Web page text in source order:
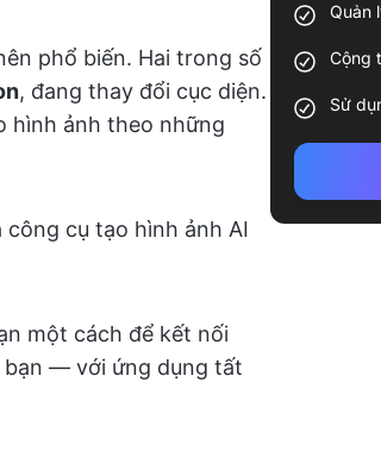
phổ biến. Hai trong số
, đang thay đổi cục diện.
hình ảnh theo những
công cụ tạo hình ảnh AI
một cách để kết nối
bạn — với ứng dụng tất
Quản
Cộng
Sử